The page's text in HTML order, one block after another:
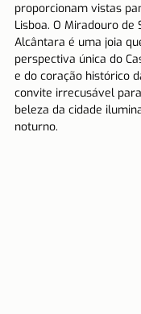
proporcionam vistas
Lisboa. O Miradouro de
Alcântara é uma joia
perspectiva única do
e do coração histórico
convite irrecusável
beleza da cidade
noturno.